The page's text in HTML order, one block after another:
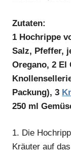
Zutaten:
1 Hochrippe
Salz, Pfeffer,
Oregano, 2 El
Packung), 3
250 ml
1. Die
Kräuter auf das